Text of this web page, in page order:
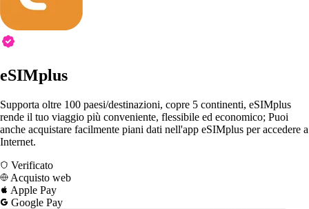
eSIMplus
Supporta oltre 100 paesi/destinazioni, copre 5 continenti, eSIMplus
rende il tuo viaggio più conveniente, flessibile ed economico; Puoi
anche acquistare facilmente piani dati nell'app eSIMplus per accedere a
Internet.
Verificato
Acquisto web
Apple Pay
Google Pay